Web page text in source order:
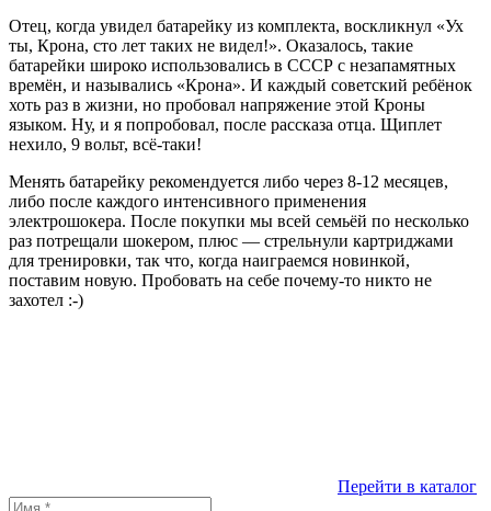
Отец, когда увидел батарейку из комплекта, воскликнул «Ух
ты, Крона, сто лет таких не видел!». Оказалось, такие
батарейки широко использовались в СССР с незапамятных
времён, и назывались «Крона». И каждый советский ребёнок
хоть раз в жизни, но пробовал напряжение этой Кроны
языком. Ну, и я попробовал, после рассказа отца. Щиплет
нехило, 9 вольт, всё-таки!
Менять батарейку рекомендуется либо через 8-12 месяцев,
либо после каждого интенсивного применения
электрошокера. После покупки мы всей семьёй по несколько
раз потрещали шокером, плюс — стрельнули картриджами
для тренировки, так что, когда наиграемся новинкой,
поставим новую. Пробовать на себе почему-то никто не
захотел :-)
Перейти в каталог